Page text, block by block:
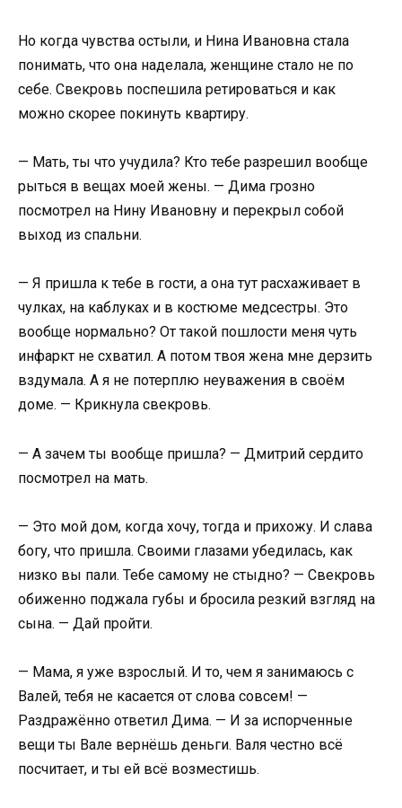
Но когда чувства остыли, и Нина Ивановна стала
понимать, что она наделала, женщине стало не по
себе. Свекровь поспешила ретироваться и как
можно скорее покинуть квартиру.
— Мать, ты что учудила? Кто тебе разрешил вообще
рыться в вещах моей жены. — Дима грозно
посмотрел на Нину Ивановну и перекрыл собой
выход из спальни.
— Я пришла к тебе в гости, а она тут расхаживает в
чулках, на каблуках и в костюме медсестры. Это
вообще нормально? От такой пошлости меня чуть
инфаркт не схватил. А потом твоя жена мне дерзить
вздумала. А я не потерплю неуважения в своём
доме. — Крикнула свекровь.
— А зачем ты вообще пришла? — Дмитрий сердито
посмотрел на мать.
— Это мой дом, когда хочу, тогда и прихожу. И слава
богу, что пришла. Своими глазами убедилась, как
низко вы пали. Тебе самому не стыдно? — Свекровь
обиженно поджала губы и бросила резкий взгляд на
сына. — Дай пройти.
— Мама, я уже взрослый. И то, чем я занимаюсь с
Валей, тебя не касается от слова совсем! —
Раздражённо ответил Дима. — И за испорченные
вещи ты Вале вернёшь деньги. Валя честно всё
посчитает, и ты ей всё возместишь.